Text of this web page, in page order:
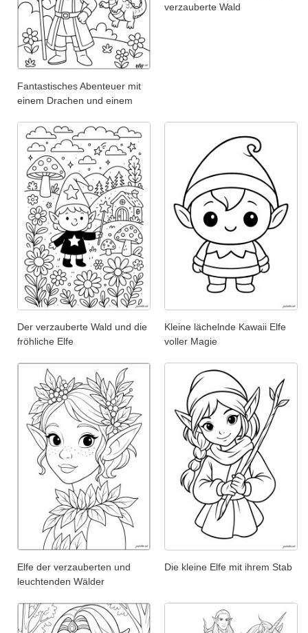
Fantastisches Abenteuer mit
einem Drachen und einem
verzauberte Wald
Der verzauberte Wald und die
fröhliche Elfe
Kleine lächelnde Kawaii Elfe
voller Magie
Elfe der verzauberten und
leuchtenden Wälder
Die kleine Elfe mit ihrem Stab